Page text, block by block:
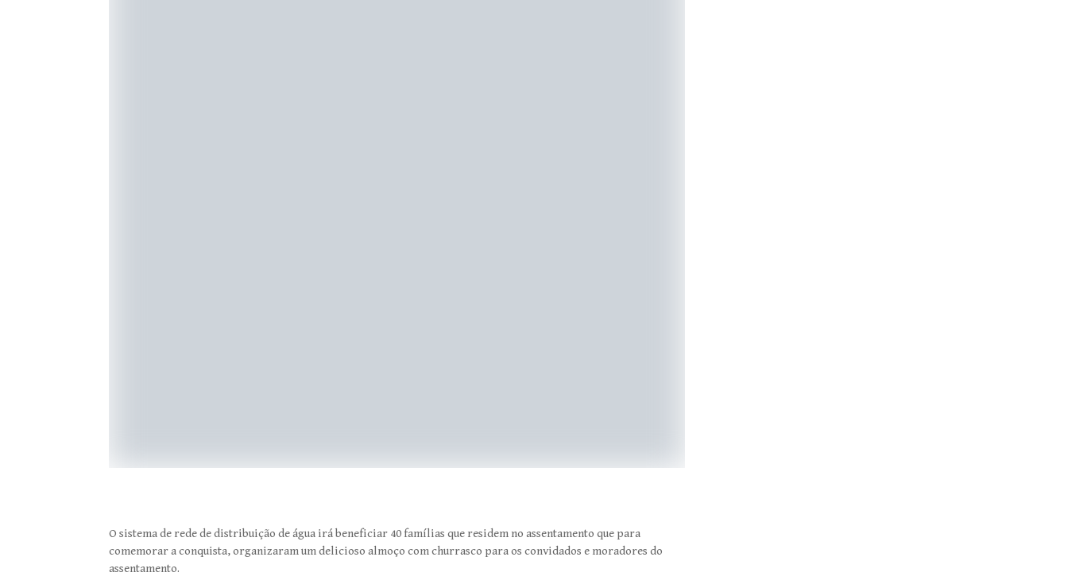
O sistema de rede de distribuição de água irá beneficiar 40 famílias que residem no assentamento que para
comemorar a conquista, organizaram um delicioso almoço com churrasco para os convidados e moradores do
assentamento.